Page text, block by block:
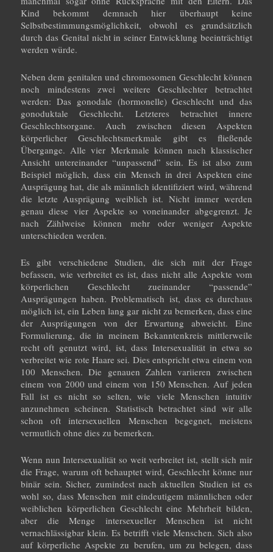
Kind bekommt demnach hier überhaupt keine
Selbstbestimmungsmöglichkeit, obwohl es grundsätzlich
durch das Genital nicht in seiner Entwicklung beeinträchtigt
werden würde.
Neben dem genitalen und chromosomen Geschlecht können
noch mindestens zwei weitere Geschlechter betrachtet
werden: Das gonodale (hormonelle) Geschlecht und das
gonoduktale Geschlecht. Letzteres betrachtet innere
Geschlechtsorgane. Auch zwischen diesen Aspekten
körperlicher Geschlechtsmerkmale gibt es fließende
Übergange. Alle vier Merkmale können nach klassischer
Ansicht untereinander “unpassend” sein. Es ist also zum
Beispiel möglich, dass ein Mensch in drei Aspekten eine
Ausprägung hat, die als männlich identifiziert wird, während
die letzte Ausprägung weiblich ist. Nicht immer werden
genau diese vier Aspekte so voneinander abgegrenzt. Je
nach Zählweise können mehr oder weniger Aspekte
unterschieden werden.
Es gibt verschiedene Studien, die sich mit der Frage
befassen, wie verbreitet es ist, dass nicht alle Aspekte vom
körperlichen Geschlecht zueinander “passende”
Ausprägungen haben. Problematisch ist, dass es durchaus
möglich ist, ein Leben lang gar nicht zu bemerken, dass eine
der Ausprägungen von der Erwartung abweicht. Eine
Formulierung, die in meinem Bekanntenkreis mittlerweile
recht oft genutzt wird, ist, dass Intersexualität in etwa so
verbreitet wie rote Haare sei. Dies entspricht etwa einem von
100 Menschen. Die genauen Zahlen variieren zwischen
einem von 2000 und einem von 150 Menschen. Auf jeden
Fall ist es nicht so selten, wie viele Menschen intuitiv
anzunehmen scheinen. Statistisch betrachtet sind wir alle
schon oft intersexuellen Menschen begegnet, meistens
vermutlich ohne dies zu bemerken.
Wenn nun Intersexualität so weit verbreitet ist, stellt sich mir
die Frage, warum oft behauptet wird, Geschlecht könne nur
binär sein. Sicher, zumindest nach aktuellen Studien ist es
wohl so, dass Menschen mit eindeutigem männlichen oder
weiblichen körperlichen Geschlecht eine Mehrheit bilden,
aber die Menge intersexueller Menschen ist nicht
vernachlässigbar klein. Es betrifft viele Menschen. Sich also
auf körperliche Aspekte zu berufen, um zu belegen, dass